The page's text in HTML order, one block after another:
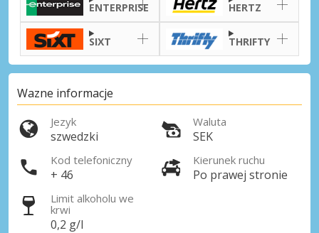
Najlepsze oszczędności
Uzyskaj dostęp do ekskluzywnych ofert
partnerów
ENTERPRISE HERTZ
SIXT THRIFTY
Wazne informacje
Jezyk
szwedzki
Waluta
SEK
Kod telefoniczny
+ 46
Kierunek ruchu
Po prawej stronie
Limit alkoholu we
krwi
0,2 g/l